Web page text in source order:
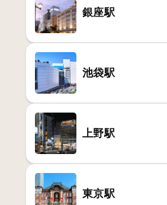
銀座駅
池袋駅
上野駅
東京駅